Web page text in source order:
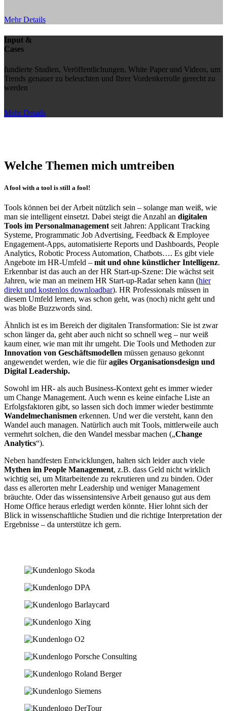
Mehr Details
Input &
Cases
fundierte Studien, Veröffentlichungen, White Paper und Videos, um
Trends genauer zu beleuchten und Ihrer Vordenkerrolle gerecht zu
werden
Mehr Details
Welche Themen mich umtreiben
A fool with a tool is still a fool!
Tools können bei der Arbeit nützlich sein – solange man weiß, wie
man sie intelligent einsetzt. Dabei steigt die Anzahl an digitalen
Tools im Personalmanagement seit Jahren: Applicant Tracking
Systeme, Programmatic Job Advertising, Feedback & Employee
Engagement-Apps, automatisierte Reports und Dashboards, People
Analytics, Robotic Process Automation, Chatbots…. Es gibt viele
Angebote im HR-Umfeld – mit und ohne künstlicher Intelligenz.
Erkennbar ist das auch an der HR Start-up-Szene: Die wächst seit
Jahren, wie man an meinem HR Start-up-Radar sehen kann (hier
direkt und kostenlos downloadbar). HR Professionals müssen in
diesem Umfeld lernen, was schon geht, was (noch) nicht geht und
was bloße Buzzwords sind.
Ähnlich ist es im Bereich der digitalen Transformation: Sie ist zwar
schon länger da, geht aber auch nicht so schnell weg – nur weiß
kaum einer, wie man mit ihr umgeht. Die Tools und Methoden zur
Innovation von Geschäftsmodellen müssen genauso gekonnt
angewendet werden, wie die füragiles Organisationsdesign und
Digital Leadership.
Sowohl im HR- als auch Business-Kontext geht es immer wieder
um Change Management. Auch wenn es keine einfache Liste an
Erfolgsfaktoren gibt, so lassen sich doch immer wieder bestimmte
Wandelmechanismen erkennen. Und wer die versteht, kann den
Wandel auch managen. Natürlich auch mit Tools, mittlerweile auch
vermehrt solchen, die den Wandel messbar machen („Change
Analytics“).
Neben handfesten Entwicklungen, halten sich leider auch viele
Mythen im People Management, z.B. dass Geld nicht wirklich
wichtig sei, um Mitarbeitende zu rekrutieren und zu binden. Oder
dass es allerorten mehr Leadership und weniger Management
bräuchte. Oder das wissensintensive Arbeit genauso gut aus dem
Home Office heraus erledigt werden könnte. Hier lohnt sich der
Blick in wissenschaftliche Studien und die richtige Interpretation der
Ergebnisse – da unterstütze ich gern.